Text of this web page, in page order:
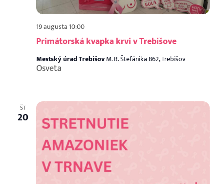
Primátorská kvapka krvi v Trebišove
19 augusta 10:00
Mestský úrad TrebišovM. R. Štefánika 862, Trebišov
Osveta
ŠT
20